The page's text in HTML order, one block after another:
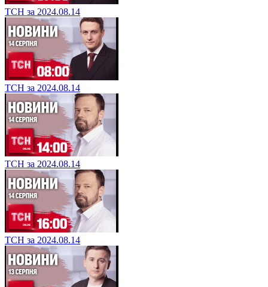
ТСН за 2024.08.14
ТСН за 2024.08.14
ТСН за 2024.08.14
ТСН за 2024.08.14